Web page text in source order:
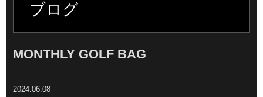
ブログ
MONTHLY GOLF BAG
2024.06.08